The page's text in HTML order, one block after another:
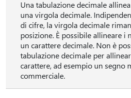
Una tabulazione decimale
una virgola decimale.
di cifre, la virgola decimale
posizione. È possibile allineare i
un carattere decimale. Non è
tabulazione decimale per
carattere, ad esempio un segno
commerciale.